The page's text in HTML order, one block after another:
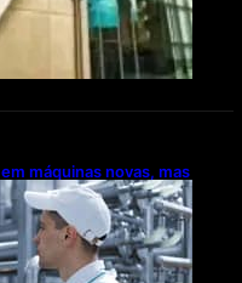
máquinas novas, mas
avança lentamente